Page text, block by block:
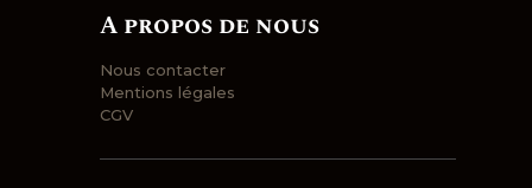
A propos de nous
Nous contacter
Mentions légales
CGV